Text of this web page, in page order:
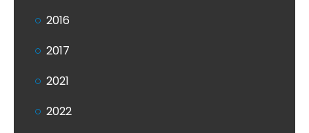
2016
2017
2021
2022